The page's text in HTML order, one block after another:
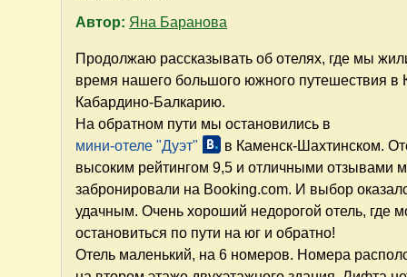
Автор: Яна Баранова
Продолжаю рассказывать об отелях, где мы
время нашего большого южного путешествия в
Кабардино-Балкарию.
На обратном пути мы остановились в
мини-отеле "Дуэт"
в Каменск-Шахтинском.
высоким рейтингом 9,5 и отличными отзывами
забронировали на Booking.com. И выбор
удачным. Очень хороший недорогой отель, где
остановиться по пути на юг и обратно!
Отель маленький, на 6 номеров. Номера